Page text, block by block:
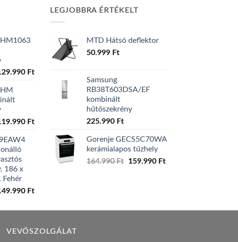
Ft.
FtCurrent
Ft.
FtCurrent
119.990 Ft.
186 x
Fehér
FtCurrent
is:
LEGJOBBRA ÉRTÉKELT
MTD Hátsó deflektor
50.999 Ft
Samsung
RB38T603DSA/EF
kombinált
hűtőszekrény
225.990 Ft
Gorenje GECS5C70WA
kerámialapos tűzhely
164.990Ft
Original
159.990 FtCurrent
VEVŐSZOLGÁLAT